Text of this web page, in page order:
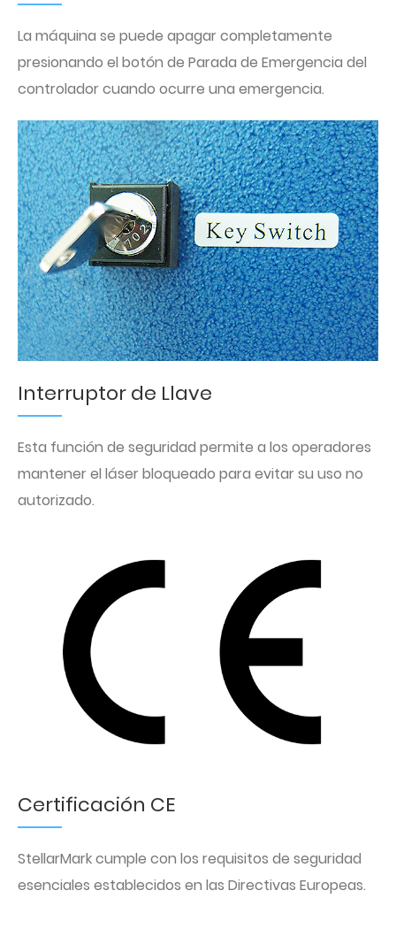
La máquina se puede apagar completamente
presionando el botón de Parada de Emergencia del
controlador cuando ocurre una emergencia.
Interruptor de Llave
Esta función de seguridad permite a los operadores
mantener el láser bloqueado para evitar su uso no
autorizado.
Certificación CE
StellarMark cumple con los requisitos de seguridad
esenciales establecidos en las Directivas Europeas.